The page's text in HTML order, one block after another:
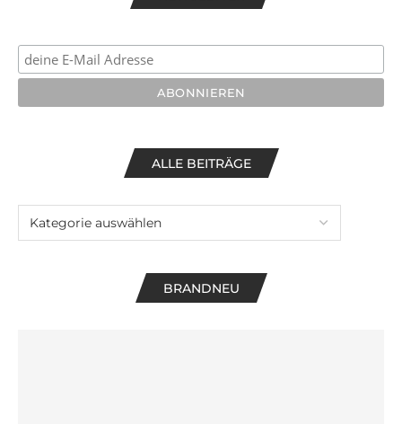
ALLE BEITRÄGE
BRANDNEU